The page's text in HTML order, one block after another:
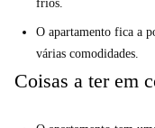
frios.
O apartamento fica a
várias comodidades.
Coisas a ter em